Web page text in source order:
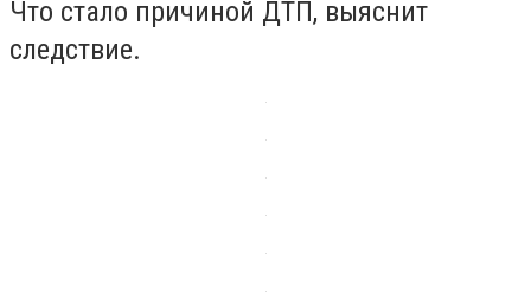
Что стало причиной ДТП, выяснит
следствие.